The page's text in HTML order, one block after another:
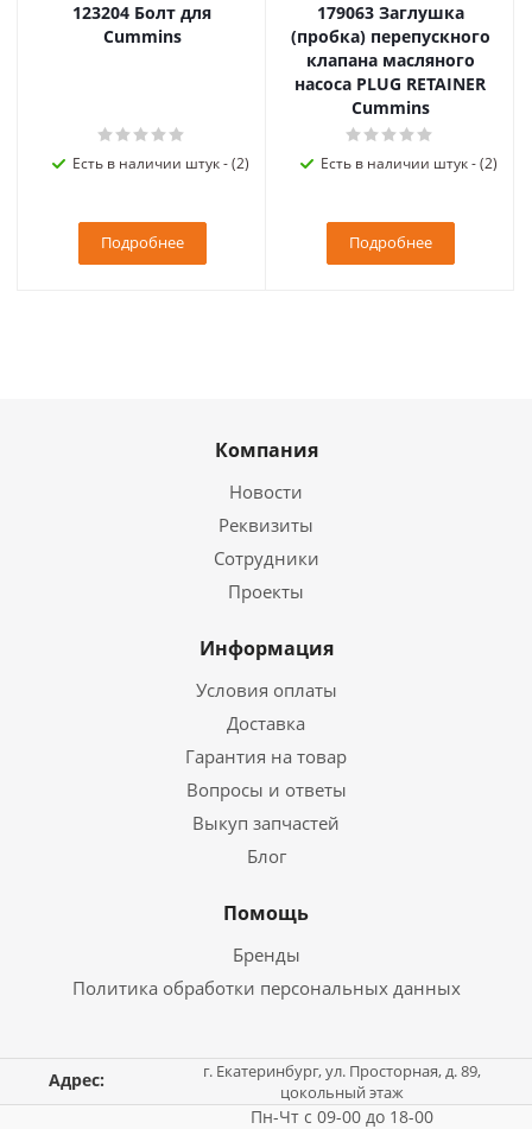
123204 Болт для
Cummins
Есть в наличии штук - (2)
Подробнее
179063 Заглушка
(пробка) перепускного
клапана масляного
насоса PLUG RETAINER
Cummins
Есть в наличии штук - (2)
Подробнее
Компания
Новости
Реквизиты
Сотрудники
Проекты
Информация
Условия оплаты
Доставка
Гарантия на товар
Вопросы и ответы
Выкуп запчастей
Блог
Помощь
Бренды
Политика обработки персональных данных
Адрес:
г. Екатеринбург, ул. Просторная, д. 89,
цокольный этаж
Пн-Чт с 09-00 до 18-00